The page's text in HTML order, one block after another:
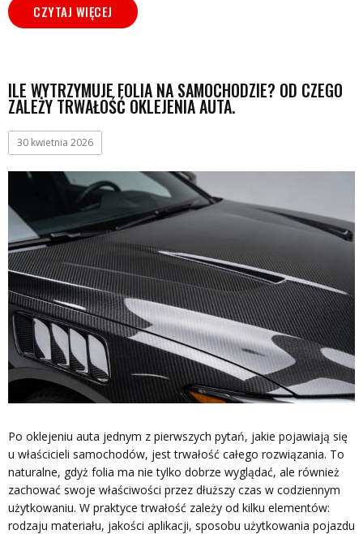
CZYTAJ WIĘCEJ
ILE WYTRZYMUJE FOLIA NA SAMOCHODZIE? OD CZEGO
ZALEŻY TRWAŁOŚĆ OKLEJENIA AUTA.
30 kwietnia 2026
Po oklejeniu auta jednym z pierwszych pytań, jakie pojawiają się
u właścicieli samochodów, jest trwałość całego rozwiązania. To
naturalne, gdyż folia ma nie tylko dobrze wyglądać, ale również
zachować swoje właściwości przez dłuższy czas w codziennym
użytkowaniu. W praktyce trwałość zależy od kilku elementów:
rodzaju materiału, jakości aplikacji, sposobu użytkowania pojazdu